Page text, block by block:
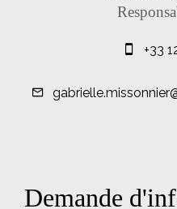
+33
Demande